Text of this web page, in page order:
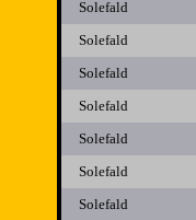
Solefald
Solefald
Solefald
Solefald
Solefald
Solefald
Solefald